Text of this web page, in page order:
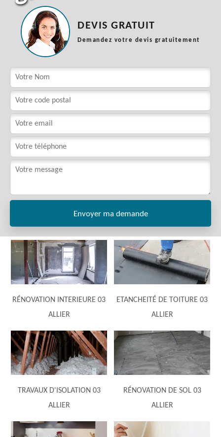
DEVIS GRATUIT
Demandez votre devis gratuitement
RÉNOVATION INTERIEURE 03
ALLIER
ETANCHEITÉ DE TOITURE 03
ALLIER
TRAVAUX D'ISOLATION 03
ALLIER
RÉNOVATION DE SOL 03
ALLIER